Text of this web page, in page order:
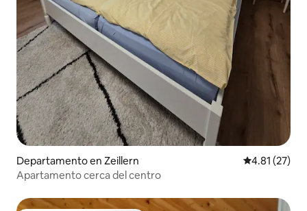
Departamento en Zeillern Calificación
4.81 (27)
Apartamento cerca del centro